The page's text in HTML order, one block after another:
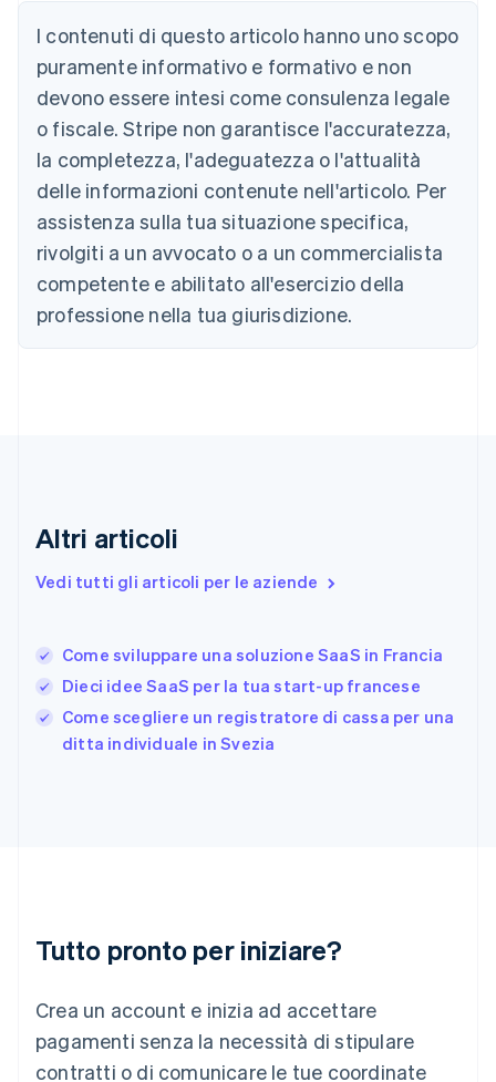
I contenuti di questo articolo hanno uno scopo
puramente informativo e formativo e non
devono essere intesi come consulenza legale
o fiscale. Stripe non garantisce l'accuratezza,
la completezza, l'adeguatezza o l'attualità
delle informazioni contenute nell'articolo. Per
assistenza sulla tua situazione specifica,
rivolgiti a un avvocato o a un commercialista
competente e abilitato all'esercizio della
professione nella tua giurisdizione.
Altri articoli
Vedi tutti gli articoli per le aziende
Come sviluppare una soluzione SaaS in Francia
Dieci idee SaaS per la tua start-up francese
Come scegliere un registratore di cassa per una
ditta individuale in Svezia
Tutto pronto per iniziare?
Crea un account e inizia ad accettare
pagamenti senza la necessità di stipulare
contratti o di comunicare le tue coordinate
English
DeutschEnglish
Belgio
Nederlands Français English
Brasile
PortuguêsEnglish
Bulgaria
Canada
EnglishFrançais
Cina continentale
简体中文English
Cipro
Finlandia
Francia
DeutschEnglish
Giappone
Gibilterra
English
Lettonia
English
DeutschEnglish
Lituania